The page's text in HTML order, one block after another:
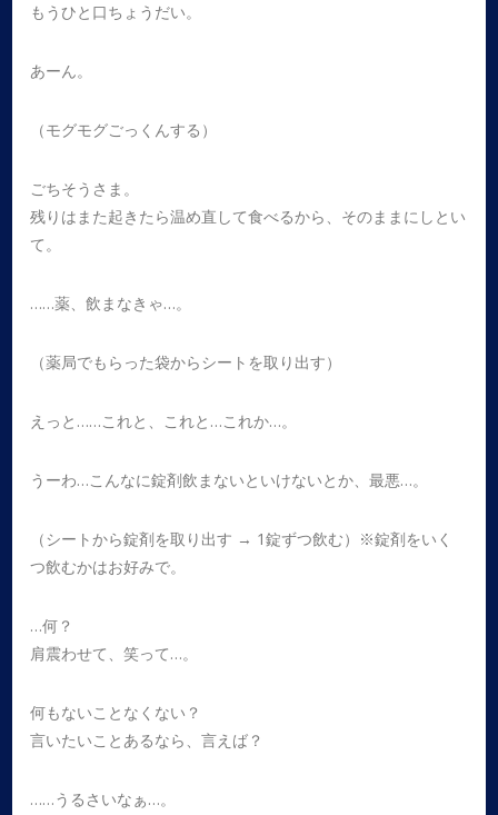
もうひと口ちょうだい。
あーん。
（モグモグごっくんする）
ごちそうさま。
残りはまた起きたら温め直して食べるから、そのままにしとい
て。
……薬、飲まなきゃ…。
（薬局でもらった袋からシートを取り出す）
えっと……これと、これと…これか…。
うーわ…こんなに錠剤飲まないといけないとか、最悪…。
（シートから錠剤を取り出す → 1錠ずつ飲む）※錠剤をいく
つ飲むかはお好みで。
…何？
肩震わせて、笑って…。
何もないことなくない？
言いたいことあるなら、言えば？
……うるさいなぁ…。